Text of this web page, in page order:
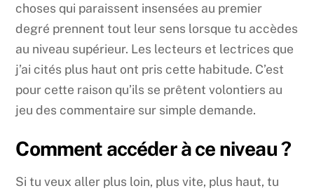
choses qui paraissent insensées au premier
degré prennent tout leur sens lorsque tu accèdes
au niveau supérieur. Les lecteurs et lectrices que
j’ai cités plus haut ont pris cette habitude. C’est
pour cette raison qu’ils se prêtent volontiers au
jeu des commentaire sur simple demande.
Comment accéder à ce niveau ?
Si tu veux aller plus loin, plus vite, plus haut, tu